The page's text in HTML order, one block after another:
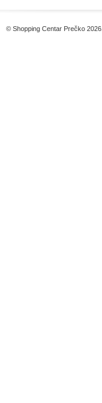
© Shopping Centar Prečko 2026.